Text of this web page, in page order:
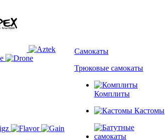
Самокаты
Трюковые самокаты
Комплиты
Кастомы